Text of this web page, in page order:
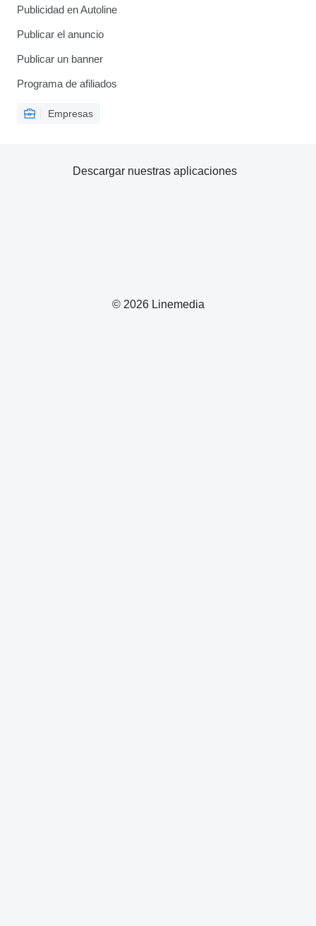
Publicidad en Autoline
Publicar el anuncio
Publicar un banner
Programa de afiliados
Empresas
© 2026 Linemedia
Descargar nuestras aplicaciones